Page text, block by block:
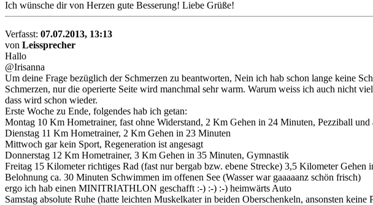
Ich wünsche dir von Herzen gute Besserung! Liebe Grüße!
Verfasst: 07.07.2013, 13:13
von Leissprecher
Hallo
@Irisanna
Um deine Frage bezüglich der Schmerzen zu beantworten, Nein ich hab schon lange keine
Schmerzen, nur die operierte Seite wird manchmal sehr warm. Warum weiss ich auch nicht
dass wird schon wieder.
Erste Woche zu Ende, folgendes hab ich getan:
Montag 10 Km Hometrainer, fast ohne Widerstand, 2 Km Gehen in 24 Minuten, Pezziball und
Dienstag 11 Km Hometrainer, 2 Km Gehen in 23 Minuten
Mittwoch gar kein Sport, Regeneration ist angesagt
Donnerstag 12 Km Hometrainer, 3 Km Gehen in 35 Minuten, Gymnastik
Freitag 15 Kilometer richtiges Rad (fast nur bergab bzw. ebene Strecke) 3,5 Kilometer Gehen
Belohnung ca. 30 Minuten Schwimmen im offenen See (Wasser war gaaaaanz schön frisch)
ergo ich hab einen MINITRIATHLON geschafft :-) :-) :-) heimwärts Auto
Samstag absolute Ruhe (hatte leichten Muskelkater in beiden Oberschenkeln, ansonsten keine